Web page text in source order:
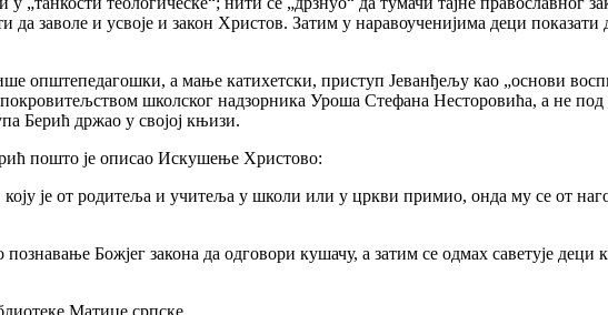
заволе и усвоје и закон Христов. Затим у наравоученијима деци
општепедагошки, а мање катихетски, приступ Јеванђељу као „основи
школског надзорника Уроша Стефана Несторовића, а не
Берић држао у својој књизи.
пошто је описао Искушење Христово:
је от родитеља и учитеља у школи или у цркви примио, онда му се от
Божјег закона да одговори кушачу, а затим се одмах саветује деци